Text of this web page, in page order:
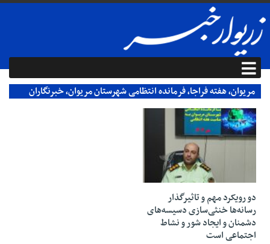
مریوان، هفته فراجا، فرمانده انتظامی شهرستان مریوان، خبرنگاران
مریوان، هفته انتظامی در مریوان
دو رویکرد مهم و تاثیرگذار
رسانه‌ها خنثی‌سازی دسیسه‌های
دشمنان و ایجاد شور و نشاط
اجتماعی است